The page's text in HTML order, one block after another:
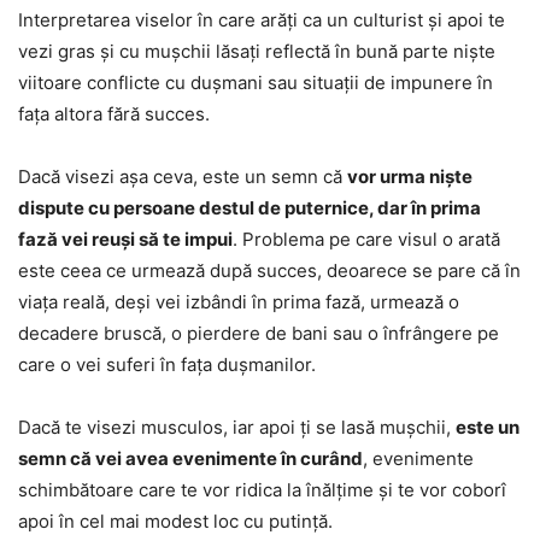
Interpretarea viselor în care arăți ca un culturist și apoi te
vezi gras și cu mușchii lăsați reflectă în bună parte niște
viitoare conflicte cu dușmani sau situații de impunere în
fața altora fără succes.
Dacă visezi așa ceva, este un semn că vor urma niște
dispute cu persoane destul de puternice, dar în prima
fază vei reuși să te impui. Problema pe care visul o arată
este ceea ce urmează după succes, deoarece se pare că în
viața reală, deși vei izbândi în prima fază, urmează o
decadere bruscă, o pierdere de bani sau o înfrângere pe
care o vei suferi în fața dușmanilor.
Dacă te visezi musculos, iar apoi ți se lasă mușchii, este un
semn că vei avea evenimente în curând, evenimente
schimbătoare care te vor ridica la înălțime și te vor coborî
apoi în cel mai modest loc cu putință.